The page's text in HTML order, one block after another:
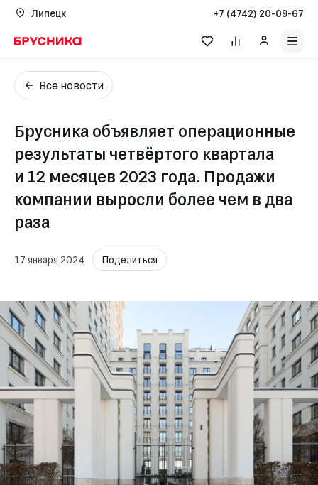
Липецк +7 (4742) 20-09-67
Все новости
Брусника объявляет операционные
результаты четвёртого квартала
и 12 месяцев 2023 года. Продажи
компании выросли более чем в два
раза
17 января 2024 Поделиться